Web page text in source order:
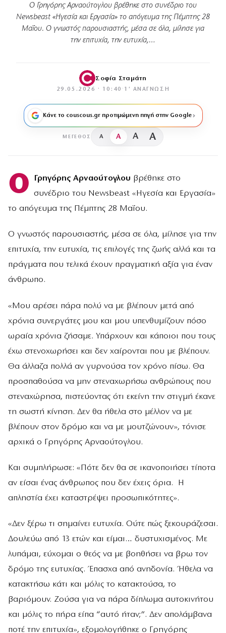
Ο Γρηγόρης Αρναούτογλου βρέθηκε στο συνέδριο του
Newsbeast «Ηγεσία και Εργασία» το απόγευμα της Πέμπτης 28
Μαΐου. Ο γνωστός παρουσιαστής, μέσα σε όλα, μίλησε για
την επιτυχία, την ευτυχία,…
Σοφία Σταμάτη
29.05.2026 · 10:40 · 1′ ΑΝΆΓΝΩΣΗ
Κάνε το couscous.gr προτιμώμενη πηγή στην Google
ΜΈΓΕΘΟΣ A A A A
Ο Γρηγόρης Αρναούτογλου βρέθηκε στο
συνέδριο του Newsbeast «Ηγεσία και Εργασία»
το απόγευμα της Πέμπτης 28 Μαΐου.
Ο γνωστός παρουσιαστής, μέσα σε όλα, μίλησε για την
επιτυχία, την ευτυχία, τις επιλογές της ζωής αλλά και τα
πράγματα που τελικά έχουν πραγματική αξία για έναν
άνθρωπο.
«Μου αρέσει πάρα πολύ να με βλέπουν μετά από
χρόνια συνεργάτες μου και μου υπενθυμίζουν πόσο
ωραία χρόνια ζήσαμε. Υπάρχουν και κάποιοι που τους
έχω στενοχωρήσει και δεν χαίρονται που με βλέπουν.
Θα άλλαζα πολλά αν γυρνούσα τον χρόνο πίσω. Θα
προσπαθούσα να μην στεναχωρήσω ανθρώπους που
στεναχώρησα, πιστεύοντας ότι εκείνη την στιγμή έκανε
τη σωστή κίνηση. Δεν θα ήθελα στο μέλλον να με
βλέπουν στον δρόμο και να με μουτζώνουν», τόνισε
αρχικά ο Γρηγόρης Αρναούτογλου.
Και συμπλήρωσε: «Πότε δεν θα σε ικανοποιήσει τίποτα
αν είσαι ένας άνθρωπος που δεν έχεις όρια. Η
απληστία έχει καταστρέψει προσωπικότητες».
«Δεν ξέρω τι σημαίνει ευτυχία. Ούτε πώς ξεκουράζεσαι.
Δουλεύω από 13 ετών και είμαι… δυστυχισμένος. Με
λυπάμαι, εύχομαι ο θεός να με βοηθήσει να βρω τον
δρόμο της ευτυχίας. Έπασχα από ανηδονία. Ήθελα να
κατακτήσω κάτι και μόλις το κατακτούσα, το
βαριόμουν. Ζούσα για να πάρα δίπλωμα αυτοκινήτου
και μόλις το πήρα είπα “αυτό ήταν;”. Δεν απολάμβανα
ποτέ την επιτυχία», εξομολογήθηκε ο Γρηγόρης